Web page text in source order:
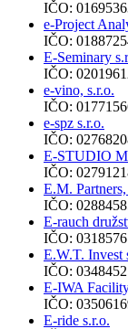
IČO:
e-Project
IČO:
E-Seminary
IČO:
e-vino, s.r.o.
IČO:
e-spz s.r.o.
IČO:
E-STUDIO
IČO:
E.M. Partners,
IČO:
E-rauch
IČO:
E.W.T. Invest
IČO:
E-IWA
IČO:
E-ride s.r.o.